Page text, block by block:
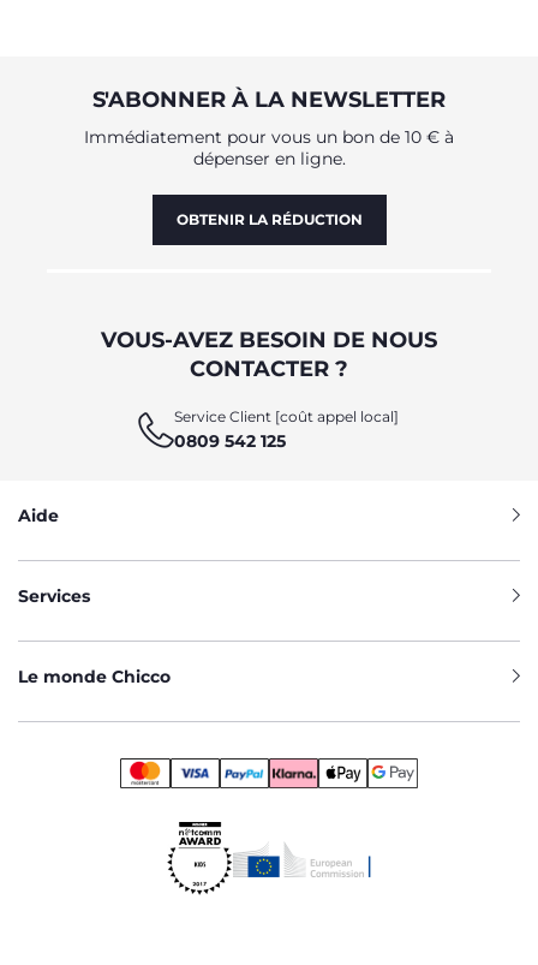
S'ABONNER À LA NEWSLETTER
Immédiatement pour vous un bon de 10 € à
dépenser en ligne.
OBTENIR LA RÉDUCTION
VOUS-AVEZ BESOIN DE NOUS
CONTACTER ?
Service Client [coût appel local]
0809 542 125
Aide
Services
Le monde Chicco